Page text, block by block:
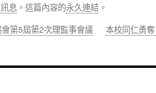
息 。這篇內容的永久連結 。
第5屆第2次理監事會議 本校同仁勇